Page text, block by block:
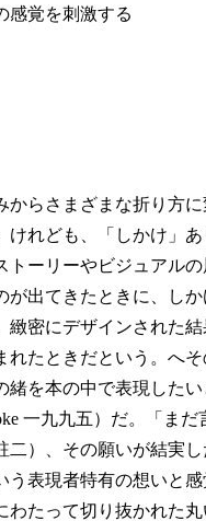
感覚を刺激する
らさまざまな折り方
けれども、「しかけ」
トーリーやビジュアル
出てきたときに、し
密にデザインされた結
たときだという。へ
を本の中で表現した
一九九五）だ。「ま
）、その願いが結実
表現者特有の想いと感
わたって切り抜かれた